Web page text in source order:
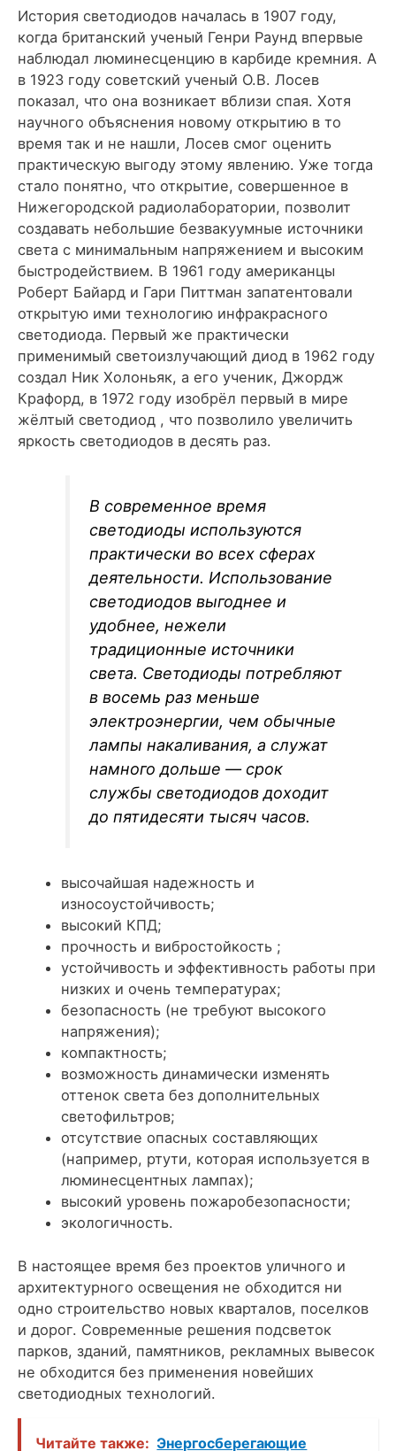
История светодиодов началась в 1907 году,
когда британский ученый Генри Раунд впервые
наблюдал люминесценцию в карбиде кремния. А
в 1923 году советский ученый О.В. Лосев
показал, что она возникает вблизи спая. Хотя
научного объяснения новому открытию в то
время так и не нашли, Лосев смог оценить
практическую выгоду этому явлению. Уже тогда
стало понятно, что открытие, совершенное в
Нижегородской радиолаборатории, позволит
создавать небольшие безвакуумные источники
света с минимальным напряжением и высоким
быстродействием. В 1961 году американцы
Роберт Байард и Гари Питтман запатентовали
открытую ими технологию инфракрасного
светодиода. Первый же практически
применимый светоизлучающий диод в 1962 году
создал Ник Холоньяк, а его ученик, Джордж
Крафорд, в 1972 году изобрёл первый в мире
жёлтый светодиод , что позволило увеличить
яркость светодиодов в десять раз.
В современное время
светодиоды используются
практически во всех сферах
деятельности. Использование
светодиодов выгоднее и
удобнее, нежели
традиционные источники
света. Светодиоды потребляют
в восемь раз меньше
электроэнергии, чем обычные
лампы накаливания, а служат
намного дольше — срок
службы светодиодов доходит
до пятидесяти тысяч часов.
высочайшая надежность и
износоустойчивость;
высокий КПД;
прочность и вибростойкость ;
устойчивость и эффективность работы при
низких и очень температурах;
безопасность (не требуют высокого
напряжения);
компактность;
возможность динамически изменять
оттенок света без дополнительных
светофильтров;
отсутствие опасных составляющих
(например, ртути, которая используется в
люминесцентных лампах);
высокий уровень пожаробезопасности;
экологичность.
В настоящее время без проектов уличного и
архитектурного освещения не обходится ни
одно строительство новых кварталов, поселков
и дорог. Современные решения подсветок
парков, зданий, памятников, рекламных вывесок
не обходится без применения новейших
светодиодных технологий.
Читайте также: Энергосберегающие